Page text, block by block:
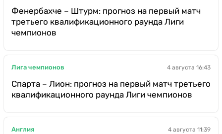
Фенербахче – Штурм: прогноз на первый матч
третьего квалификационного раунда Лиги
чемпионов
Лига чемпионов 4 августа 16:43
Спарта – Лион: прогноз на первый матч третьего
квалификационного раунда Лиги чемпионов
Англия 4 августа 11:39